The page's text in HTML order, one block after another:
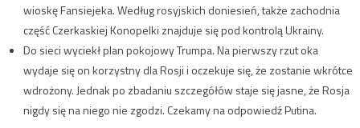
wioskę Fansiejeka. Według rosyjskich doniesień, także zachodnia
część Czerkaskiej Konopelki znajduje się pod kontrolą Ukrainy.
Do sieci wyciekł plan pokojowy Trumpa. Na pierwszy rzut oka
wydaje się on korzystny dla Rosji i oczekuje się, że zostanie wkrótce
wdrożony. Jednak po zbadaniu szczegółów staje się jasne, że Rosja
nigdy się na niego nie zgodzi. Czekamy na odpowiedź Putina.